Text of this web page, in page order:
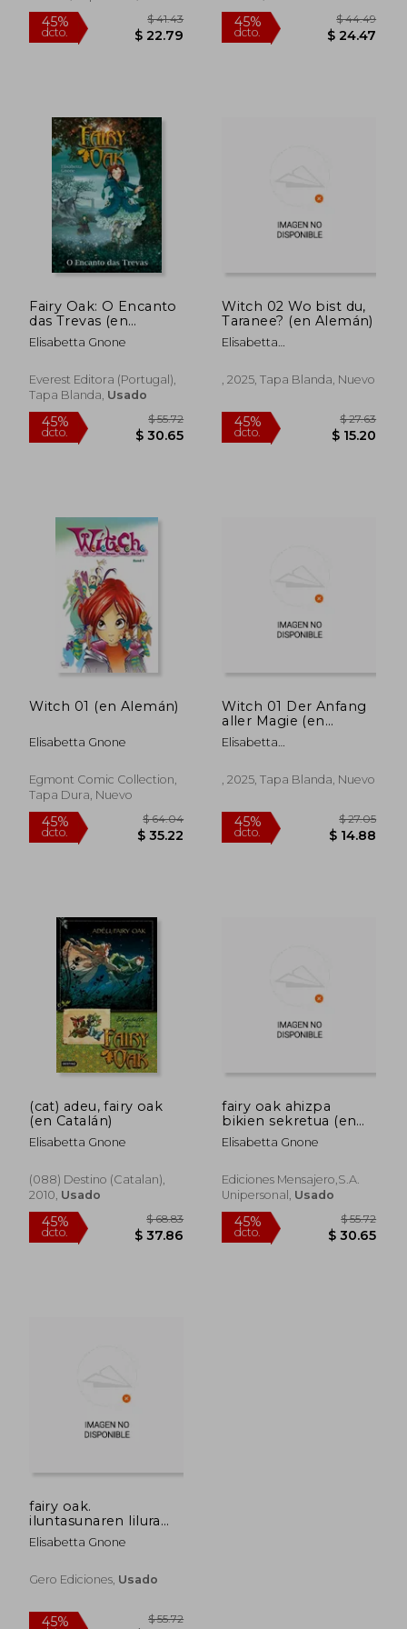
45%
dcto. $ 21.83
45%
dcto.
45%
dcto. $ 22.79
45%
dcto.
Fairy Oak: O Encanto
das Trevas (en
Portugués)
Elisabetta Gnone
Everest Editora (Portugal),
Tapa Blanda, Usado
dcto. $ 30.65
Witch 02 Wo bist du,
Taranee? (en Alemán)
Elisabetta
Artibani;Bruno Enna
, 2025, Tapa Blanda, Nuevo
Witch 01 (en Alemán)
Elisabetta Gnone
Egmont Comic Collection,
Tapa Dura, Nuevo
Witch 01 Der Anfang
aller Magie (en
Alemán)
Elisabetta
Artibani;Bruno Enna
, 2025, Tapa Blanda, Nuevo
(cat) adeu, fairy oak
(en Catalán)
Elisabetta Gnone
(088) Destino (catalan),
2010, Usado
fairy oak ahizpa
bikien sekretua (en
Euskera)
Elisabetta Gnone
Ediciones Mensajero,s.a.
Unipersonal, Usado
fairy oak.
iluntasunaren lilura
(en Euskera)
Elisabetta Gnone
Gero Ediciones, Usado